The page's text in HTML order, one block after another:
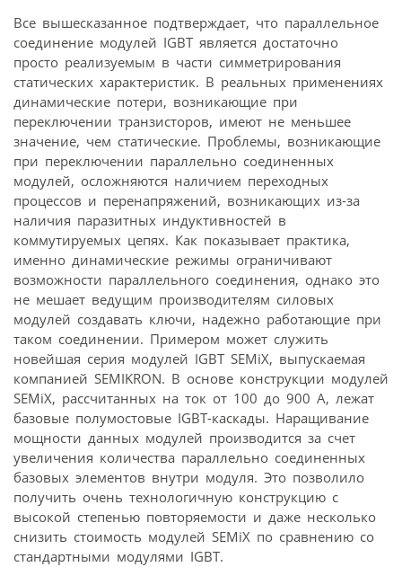
Все вышесказанное подтверждает, что параллельное
соединение модулей IGBT является достаточно
просто реализуемым в части симметрирования
статических характеристик. В реальных применениях
динамические потери, возникающие при
переключении транзисторов, имеют не меньшее
значение, чем статические. Проблемы, возникающие
при переключении параллельно соединенных
модулей, осложняются наличием переходных
процессов и перенапряжений, возникающих из-за
наличия паразитных индуктивностей в
коммутируемых цепях. Как показывает практика,
именно динамические режимы ограничивают
возможности параллельного соединения, однако это
не мешает ведущим производителям силовых
модулей создавать ключи, надежно работающие при
таком соединении. Примером может служить
новейшая серия модулей IGBT SEMiX, выпускаемая
компанией SEMIKRON. В основе конструкции модулей
SEMiX, рассчитанных на ток от 100 до 900 А, лежат
базовые полумостовые IGBT-каскады. Наращивание
мощности данных модулей производится за счет
увеличения количества параллельно соединенных
базовых элементов внутри модуля. Это позволило
получить очень технологичную конструкцию с
высокой степенью повторяемости и даже несколько
снизить стоимость модулей SEMiX по сравнению со
стандартными модулями IGBT.